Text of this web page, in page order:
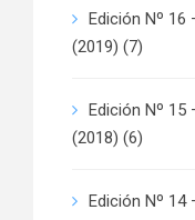
Edición Nº
(2019) (7)
Edición Nº
(2018) (6)
Edición Nº